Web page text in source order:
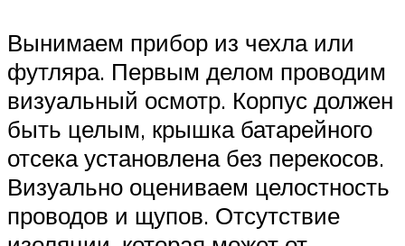
Вынимаем прибор из чехла или
футляра. Первым делом проводим
визуальный осмотр. Корпус должен
быть целым, крышка батарейного
отсека установлена без перекосов.
Визуально оцениваем целостность
проводов и щупов. Отсутствие